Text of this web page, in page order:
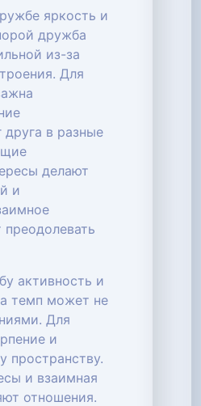
яркость и
дружба
из-за
Для
в разные
делают
и
активность и
темп может не
Для
и
пространству.
и взаимная
отношения.